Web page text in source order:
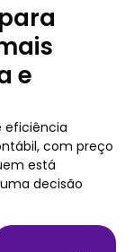
e
eficiência
com preço
está
decisão